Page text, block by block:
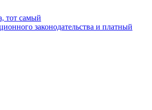
тот самый
законодательства и платный